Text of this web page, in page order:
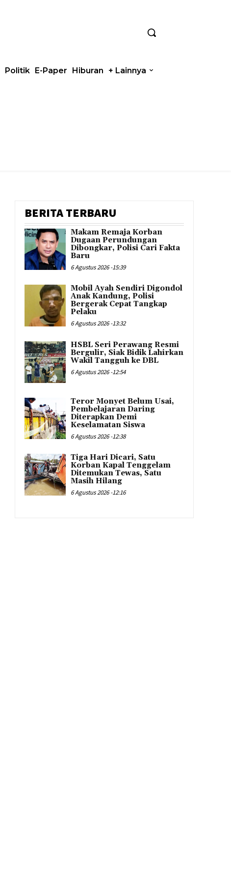
Politik E-Paper Hiburan + Lainnya
BERITA TERBARU
Makam Remaja Korban
Dugaan Perundungan
Dibongkar, Polisi Cari Fakta
Baru
6 Agustus 2026 -15:39
Mobil Ayah Sendiri Digondol
Anak Kandung, Polisi
Bergerak Cepat Tangkap
Pelaku
6 Agustus 2026 -13:32
HSBL Seri Perawang Resmi
Bergulir, Siak Bidik Lahirkan
Wakil Tangguh ke DBL
6 Agustus 2026 -12:54
Teror Monyet Belum Usai,
Pembelajaran Daring
Diterapkan Demi
Keselamatan Siswa
6 Agustus 2026 -12:38
Tiga Hari Dicari, Satu
Korban Kapal Tenggelam
Ditemukan Tewas, Satu
Masih Hilang
6 Agustus 2026 -12:16